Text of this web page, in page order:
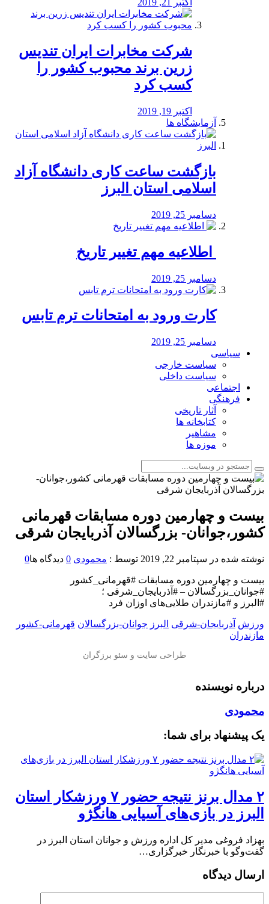
اکتبر 21, 2019
شرکت مخابرات ایران تندیس
زرین برند محبوب کشور را
کسب کرد
اکتبر 19, 2019
آزمایشگاه ها
بازگشت ساعت کاری دانشگاه آزاد
اسلامی استان البرز
دسامبر 25, 2019
️ اطلاعیه مهم تغییر تاریخ
دسامبر 25, 2019
کارت ورود به امتحانات ترم تابس
دسامبر 25, 2019
سیاسی
سیاست خارجی
سیاست داخلی
اجتماعی
فرهنگی
آثار تاریخی
کتابخانه ها
مشاهیر
موزه ها
بیست و چهارمین دوره مسابقات قهرمانی
کشور،جوانان- بزرگسالان آذربایجان شرقی
نوشته شده در سپتامبر 22, 2019 توسط : محمودی 0 دیدگاه ها0
بیست و چهارمین دوره مسابقات #قهرمانی_کشور
#جوانان_بزرگسالان – #آذربایجان_شرقی ؛
#البرز و #مازندران طلایی‌های اوزان فرد
ورزش آذربایجان-شرقی البرز جوانان-بزرگسالان قهرمانی-کشور
مازندران
درباره نویسنده
محمودی
یک پیشنهاد برای شما:
۲ مدال برنز نتیجه حضور ۷ ورزشکار استان
البرز در بازی‌های آسیایی هانگژو
بهزاد فروغی مدیر کل اداره ورزش و جوانان استان البرز در
گفت‌وگو با خبرنگار خبرگزاری…
ارسال دیدگاه